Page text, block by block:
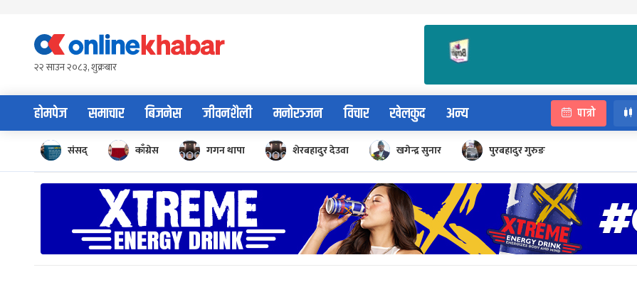
content२२ साउन २०८३, शुक्रबार
होमपेज समाचार बिजनेस जीवनशैली मनोरञ्जन विचार खेलकुद अन्य पात्रो
संसद् काँग्रेस गगन थापा शेरबहादुर देउवा खगेन्द्र सुनार पुरबहादुर गुरुङ